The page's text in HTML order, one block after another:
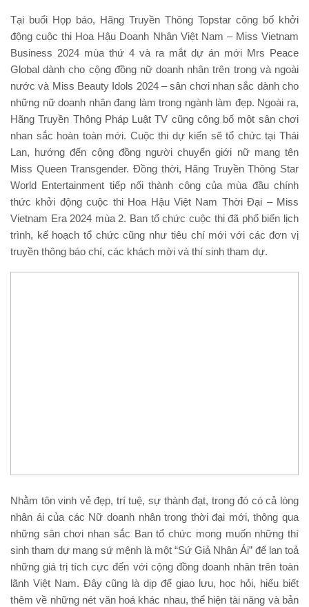
Tại buổi Họp báo, Hãng Truyền Thông Topstar công bố khởi
động cuộc thi Hoa Hậu Doanh Nhân Việt Nam – Miss Vietnam
Business 2024 mùa thứ 4 và ra mắt dự án mới Mrs Peace
Global dành cho cộng đồng nữ doanh nhân trên trong và ngoài
nước và Miss Beauty Idols 2024 – sân chơi nhan sắc dành cho
những nữ doanh nhân đang làm trong ngành làm đẹp. Ngoài ra,
Hãng Truyền Thông Pháp Luật TV cũng công bố một sân chơi
nhan sắc hoàn toàn mới. Cuộc thi dự kiến sẽ tổ chức tại Thái
Lan, hướng đến cộng đồng người chuyển giới nữ mang tên
Miss Queen Transgender. Đồng thời, Hãng Truyền Thông Star
World Entertainment tiếp nối thành công của mùa đầu chính
thức khởi động cuộc thi Hoa Hậu Việt Nam Thời Đại – Miss
Vietnam Era 2024 mùa 2. Ban tổ chức cuộc thi đã phổ biến lịch
trình, kế hoạch tổ chức cũng như tiêu chí mới với các đơn vị
truyền thông báo chí, các khách mời và thí sinh tham dự.
Nhằm tôn vinh vẻ đẹp, trí tuệ, sự thành đạt, trong đó có cả lòng
nhân ái của các Nữ doanh nhân trong thời đại mới, thông qua
những sân chơi nhan sắc Ban tổ chức mong muốn những thí
sinh tham dự mang sứ mệnh là một “Sứ Giả Nhân Ái” để lan toả
những giá trị tích cực đến với cộng đồng doanh nhân trên toàn
lãnh Việt Nam. Đây cũng là dịp để giao lưu, học hỏi, hiểu biết
thêm về những nét văn hoá khác nhau, thể hiện tài năng và bản